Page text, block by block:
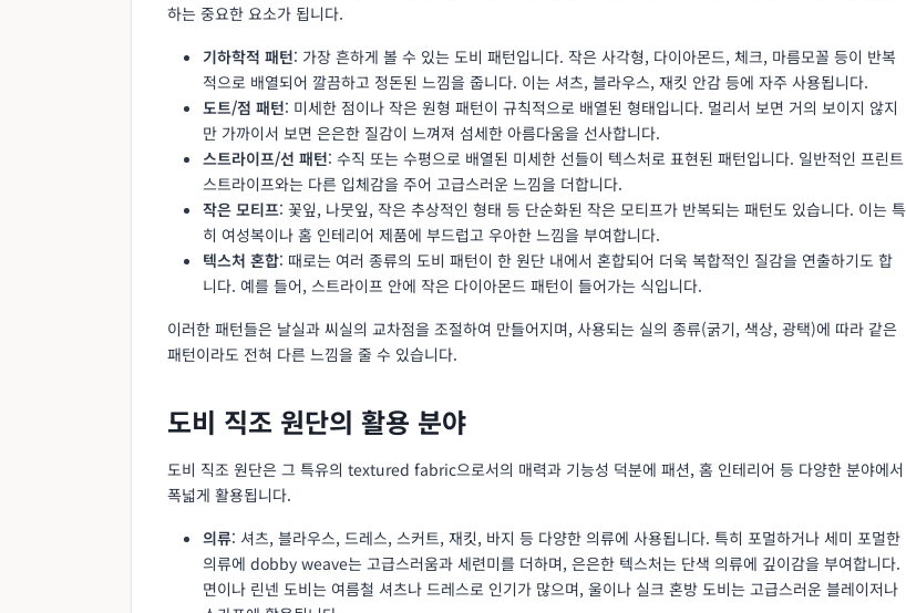
하는 중요한 요소가 됩니다.
기하학적 패턴: 가장 흔하게 볼 수 있는 도비 패턴입니다. 작은 사각형, 다이아몬드, 체크, 마름모꼴 등이 반복
적으로 배열되어 깔끔하고 정돈된 느낌을 줍니다. 이는 셔츠, 블라우스, 재킷 안감 등에 자주 사용됩니다.
도트/점 패턴: 미세한 점이나 작은 원형 패턴이 규칙적으로 배열된 형태입니다. 멀리서 보면 거의 보이지 않지
만 가까이서 보면 은은한 질감이 느껴져 섬세한 아름다움을 선사합니다.
스트라이프/선 패턴: 수직 또는 수평으로 배열된 미세한 선들이 텍스처로 표현된 패턴입니다. 일반적인 프린트
스트라이프와는 다른 입체감을 주어 고급스러운 느낌을 더합니다.
작은 모티프: 꽃잎, 나뭇잎, 작은 추상적인 형태 등 단순화된 작은 모티프가 반복되는 패턴도 있습니다. 이는 특
히 여성복이나 홈 인테리어 제품에 부드럽고 우아한 느낌을 부여합니다.
텍스처 혼합: 때로는 여러 종류의 도비 패턴이 한 원단 내에서 혼합되어 더욱 복합적인 질감을 연출하기도 합
니다. 예를 들어, 스트라이프 안에 작은 다이아몬드 패턴이 들어가는 식입니다.
이러한 패턴들은 날실과 씨실의 교차점을 조절하여 만들어지며, 사용되는 실의 종류(굵기, 색상, 광택)에 따라 같은
패턴이라도 전혀 다른 느낌을 줄 수 있습니다.
도비 직조 원단의 활용 분야
도비 직조 원단은 그 특유의 textured fabric으로서의 매력과 기능성 덕분에 패션, 홈 인테리어 등 다양한 분야에서
폭넓게 활용됩니다.
의류: 셔츠, 블라우스, 드레스, 스커트, 재킷, 바지 등 다양한 의류에 사용됩니다. 특히 포멀하거나 세미 포멀한
의류에 dobby weave는 고급스러움과 세련미를 더하며, 은은한 텍스처는 단색 의류에 깊이감을 부여합니다.
면이나 린넨 도비는 여름철 셔츠나 드레스로 인기가 많으며, 울이나 실크 혼방 도비는 고급스러운 블레이저나